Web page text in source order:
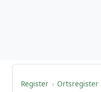
Register › Ortsregister